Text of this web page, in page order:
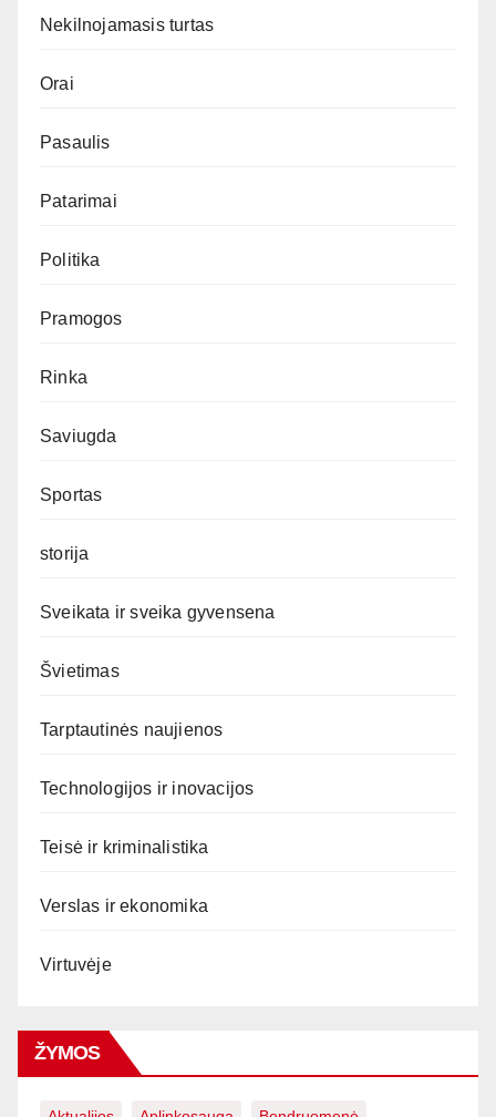
Nekilnojamasis turtas
Orai
Pasaulis
Patarimai
Politika
Pramogos
Rinka
Saviugda
Sportas
storija
Sveikata ir sveika gyvensena
Švietimas
Tarptautinės naujienos
Technologijos ir inovacijos
Teisė ir kriminalistika
Verslas ir ekonomika
Virtuvėje
ŽYMOS